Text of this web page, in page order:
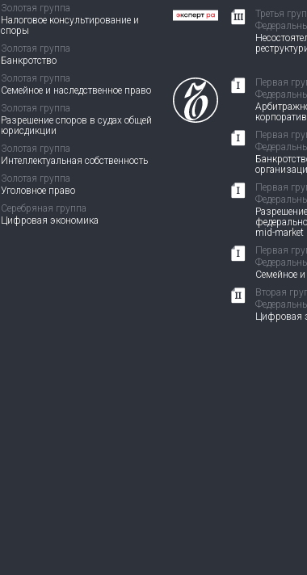
Золотая группа
Налоговое консультирование и
споры
Золотая группа
Банкротство
Золотая группа
Семейное и наследственное право
Золотая группа
Разрешение споров в судах общей
юрисдикции
Золотая группа
Интеллектуальная собственность
Золотая группа
Уголовное право
Серебряная группа
Цифровая экономика
Третья
Первая
Первая
Первая
mid-market
Первая
Семейное и
Вторая
Цифровая